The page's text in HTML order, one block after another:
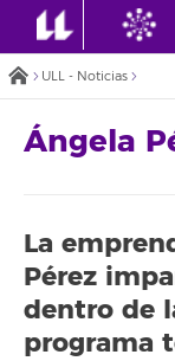
ULL - Noticias
Ángela
La
Pérez
dentro de
programa